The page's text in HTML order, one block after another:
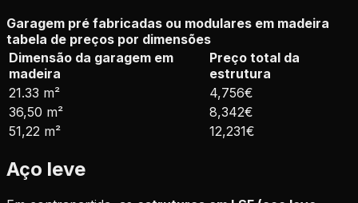
Garagem pré fabricadas ou modulares em madeira
tabela de preços por dimensões
Dimensão da garagem em
madeira
Preço total da
estrutura
21.33 m²
4,756€
36,50 m²
8,342€
51,22 m²
12,231€
Aço leve